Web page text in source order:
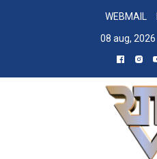
WEBMAIL
08 aug, 2026